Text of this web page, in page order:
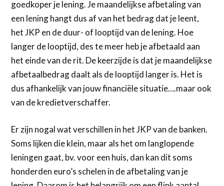
goedkoper je lening. Je maandelijkse afbetaling van
een lening hangt dus af van het bedrag dat je leent,
het JKP en de duur- of looptijd van de lening. Hoe
langer de looptijd, des te meer heb je afbetaald aan
het einde van de rit. De keerzijde is dat je maandelijkse
afbetaalbedrag daalt als de looptijd langer is. Het is
dus afhankelijk van jouw financiële situatie….maar ook
van de kredietverschaffer.
Er zijn nogal wat verschillen in het JKP van de banken.
Soms lijken die klein, maar als het om langlopende
leningen gaat, bv. voor een huis, dan kan dit soms
honderden euro’s schelen in de afbetaling van je